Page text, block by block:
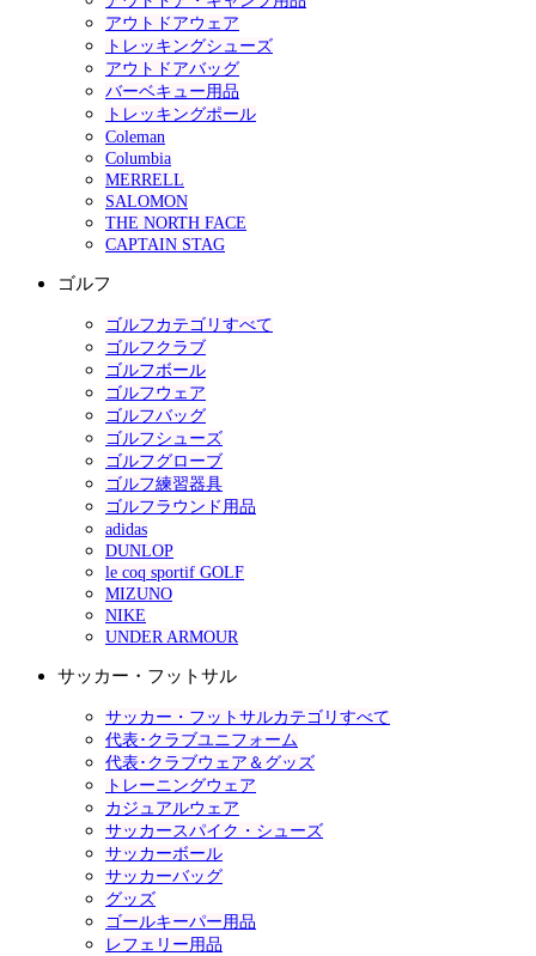
アウトドアウェア
トレッキングシューズ
アウトドアバッグ
バーベキュー用品
トレッキングポール
Coleman
Columbia
MERRELL
SALOMON
THE NORTH FACE
CAPTAIN STAG
ゴルフ
ゴルフカテゴリすべて
ゴルフクラブ
ゴルフボール
ゴルフウェア
ゴルフバッグ
ゴルフシューズ
ゴルフグローブ
ゴルフ練習器具
ゴルフラウンド用品
adidas
DUNLOP
le coq sportif GOLF
MIZUNO
NIKE
UNDER ARMOUR
サッカー・フットサル
サッカー・フットサルカテゴリすべて
代表･クラブユニフォーム
代表･クラブウェア＆グッズ
トレーニングウェア
カジュアルウェア
サッカースパイク・シューズ
サッカーボール
サッカーバッグ
グッズ
ゴールキーパー用品
レフェリー用品